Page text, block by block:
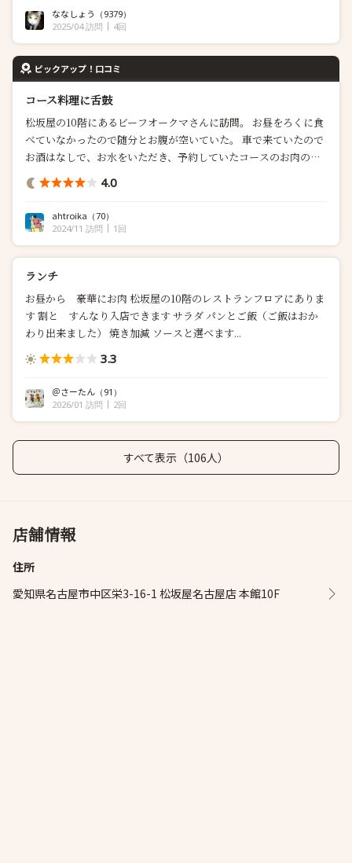
ななしょう （9379）
2025/04 訪問
4回
ピックアップ！口コミ
コース料理に舌鼓
松坂屋の10階にあるビーフオークマさんに訪問。 お昼をろくに食
べていなかったので随分とお腹が空いていた。 車で来ていたので
お酒はなしで、お水をいただき、予約していたコースのお肉の焼
き加減と、ソース、あとは締めのご飯をどうするのかを選んだ。
最初にお通しで、トマト酢とスモークサーモンをい...
4.0
ahtroika （70）
2024/11 訪問
1回
ランチ
お昼から 豪華にお肉 松坂屋の10階のレストランフロアにありま
す 割と すんなり入店できます サラダ パンとご飯（ご飯はおか
わり出来ました） 焼き加減 ソースと選べます...
3.3
＠さーたん （91）
2026/01 訪問
2回
すべて表示（106人）
店舗情報
住所
愛知県名古屋市中区栄3-16-1 松坂屋名古屋店 本館10F